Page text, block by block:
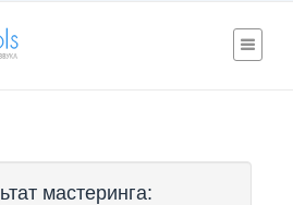
мастеринга: